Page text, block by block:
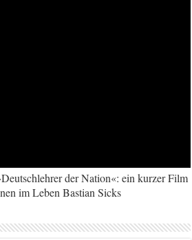
der Nation«: ein kurzer Film
im Leben Bastian Sicks